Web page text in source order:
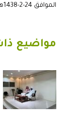
الموافق 24-2-1438هـ في مسجد الفلاح.
مواضيع